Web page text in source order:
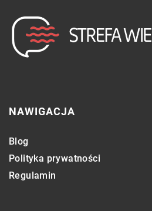
NAWIGACJA
Blog
Polityka prywatności
Regulamin